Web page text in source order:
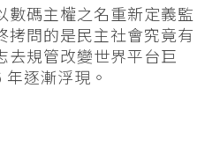
數碼主權之名重新定義監
拷問的是民主社會究竟有
去規管改變世界平台巨
逐漸浮現。